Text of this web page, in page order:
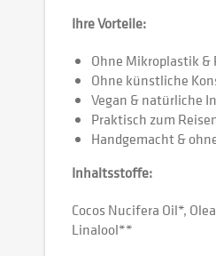
Ihre Vorteile:
Ohne Mikroplastik
Ohne künstliche
Vegan & natürliche
Praktisch zum
Handgemacht &
Inhaltsstoffe:
Cocos Nucifera Oil*,
Linalool**